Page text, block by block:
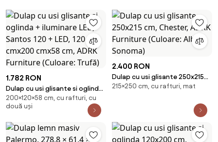
Sonoma)
1.782 RON
Dulap cu usi glisante si oglinda
+ iluminare LED, Santos 120 +
LED, 120 cmx200 cmx58 cm,
ADRK Furniture (Culoare: Trufă)
200×120×58 cm, cu rafturi, cu
două uși
2.400 RON
Dulap cu usi glisante 250x215
cm, Chester, ADRK Furniture
215×250 cm, cu rafturi, mat